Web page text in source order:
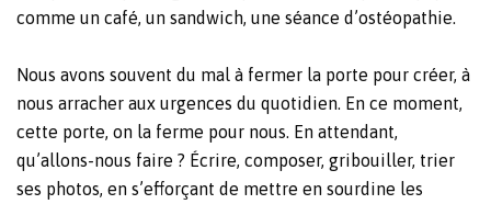
comme un café, un sandwich, une séance d’ostéopathie.
Nous avons souvent du mal à fermer la porte pour créer, à
nous arracher aux urgences du quotidien. En ce moment,
cette porte, on la ferme pour nous. En attendant,
qu’allons-nous faire ? Écrire, composer, gribouiller, trier
ses photos, en s’efforçant de mettre en sourdine les